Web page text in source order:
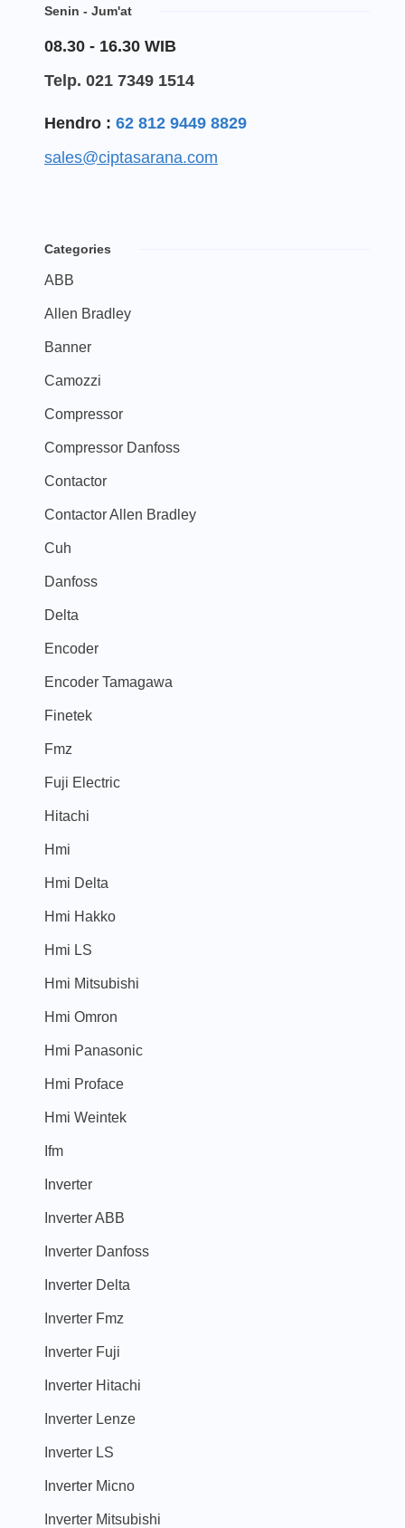
Senin - Jum'at
08.30 - 16.30 WIB
Telp. 021 7349 1514
Hendro : 62 812 9449 8829
sales@ciptasarana.com
Categories
ABB
Allen Bradley
Banner
Camozzi
Compressor
Compressor Danfoss
Contactor
Contactor Allen Bradley
Cuh
Danfoss
Delta
Encoder
Encoder Tamagawa
Finetek
Fmz
Fuji Electric
Hitachi
Hmi
Hmi Delta
Hmi Hakko
Hmi LS
Hmi Mitsubishi
Hmi Omron
Hmi Panasonic
Hmi Proface
Hmi Weintek
Ifm
Inverter
Inverter ABB
Inverter Danfoss
Inverter Delta
Inverter Fmz
Inverter Fuji
Inverter Hitachi
Inverter Lenze
Inverter LS
Inverter Micno
Inverter Mitsubishi